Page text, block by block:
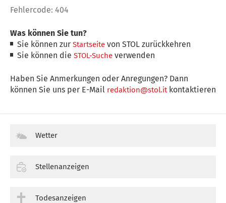
Fehlercode: 404
Was können Sie tun?
Sie können zurStartseite von STOL zurückkehren
Sie können dieSTOL-Suche verwenden
Haben Sie Anmerkungen oder Anregungen? Dann
können Sie uns per E-Mail redaktion@stol.itkontaktieren
Wetter
Stellenanzeigen
Todesanzeigen